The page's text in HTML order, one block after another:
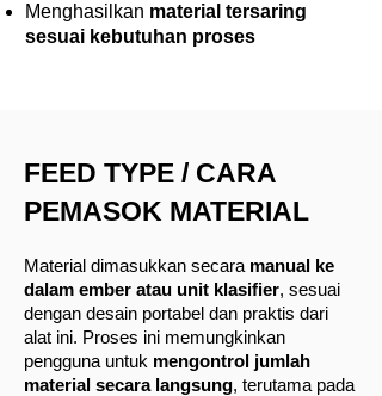
Menghasilkan material tersaring
sesuai kebutuhan proses
FEED TYPE / CARA
PEMASOK MATERIAL
Material dimasukkan secara manual ke
dalam ember atau unit klasifier, sesuai
dengan desain portabel dan praktis dari
alat ini. Proses ini memungkinkan
pengguna untuk mengontrol jumlah
material secara langsung, terutama pada